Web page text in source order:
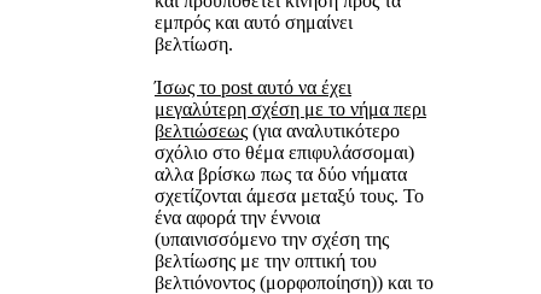
εμπρός και αυτό σημαίνει
βελτίωση.
Ίσως το post αυτό να έχει
μεγαλύτερη σχέση με το νήμα περι
βελτιώσεως (για αναλυτικότερο
σχόλιο στο θέμα επιφυλάσσομαι)
αλλα βρίσκω πως τα δύο νήματα
σχετίζονται άμεσα μεταξύ τους. Το
ένα αφορά την έννοια
(υπαινισσόμενο την σχέση της
βελτίωσης με την οπτική του
βελτιόνοντος (μορφοποίηση)) και το